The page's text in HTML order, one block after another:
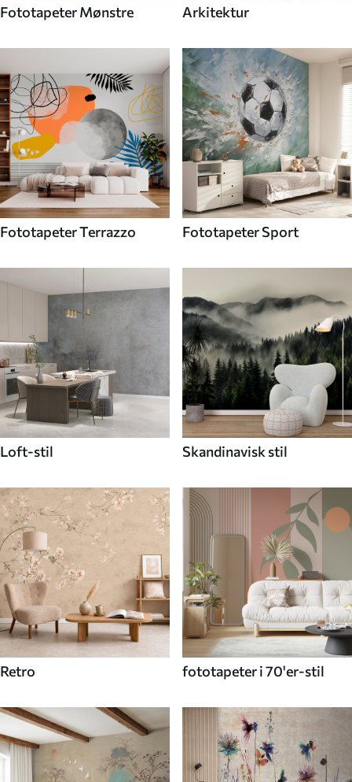
Fototapeter Mønstre Arkitektur
Fototapeter Terrazzo Fototapeter Sport
Loft-stil Skandinavisk stil
Retro fototapeter i 70'er-stil